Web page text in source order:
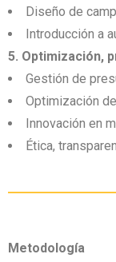
Diseño de
Introducción a
5. Optimización,
Gestión de
Optimización
Innovación en
Ética,
Metodología